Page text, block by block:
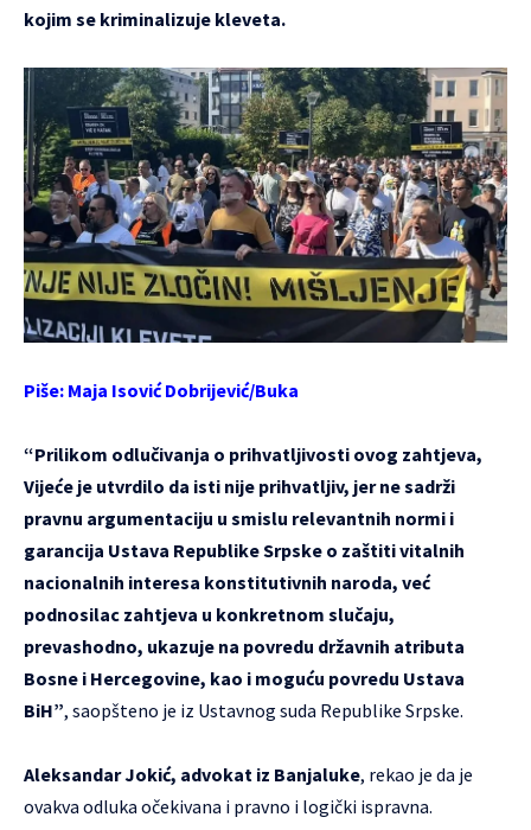
kojim se kriminalizuje kleveta.
Piše: Maja Isović Dobrijević/Buka
“Prilikom odlučivanja o prihvatljivosti ovog zahtjeva,
Vijeće je utvrdilo da isti nije prihvatljiv, jer ne sadrži
pravnu argumentaciju u smislu relevantnih normi i
garancija Ustava Republike Srpske o zaštiti vitalnih
nacionalnih interesa konstitutivnih naroda, već
podnosilac zahtjeva u konkretnom slučaju,
prevashodno, ukazuje na povredu državnih atributa
Bosne i Hercegovine, kao i moguću povredu Ustava
BiH”, saopšteno je iz Ustavnog suda Republike Srpske.
Aleksandar Jokić, advokat iz Banjaluke, rekao je da je
ovakva odluka očekivana i pravno i logički ispravna.